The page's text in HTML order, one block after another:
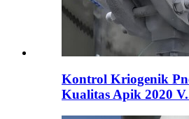
Kontrol Kriogenik
Kualitas Apik 2020